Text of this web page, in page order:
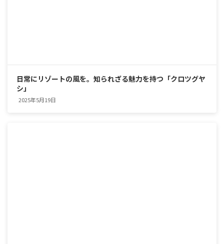
日常にリゾートの風を。知られざる魅力を持つ「クロツグヤ
シ」
2025年5月19日